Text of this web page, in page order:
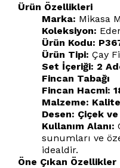
Ürün Özellikleri
Marka: Mikasa
Koleksiyon:
Ürün Kodu:
Ürün Tipi: Çay
Set İçeriği: 2
Fincan Tabağı
Fincan Hacmi:
Malzeme:
Desen: Çiçek
Kullanım Alanı:
sunumları ve
idealdir.
Öne Çıkan Özellikler